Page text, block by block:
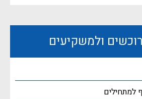
ולמשקיעים
למתחילים